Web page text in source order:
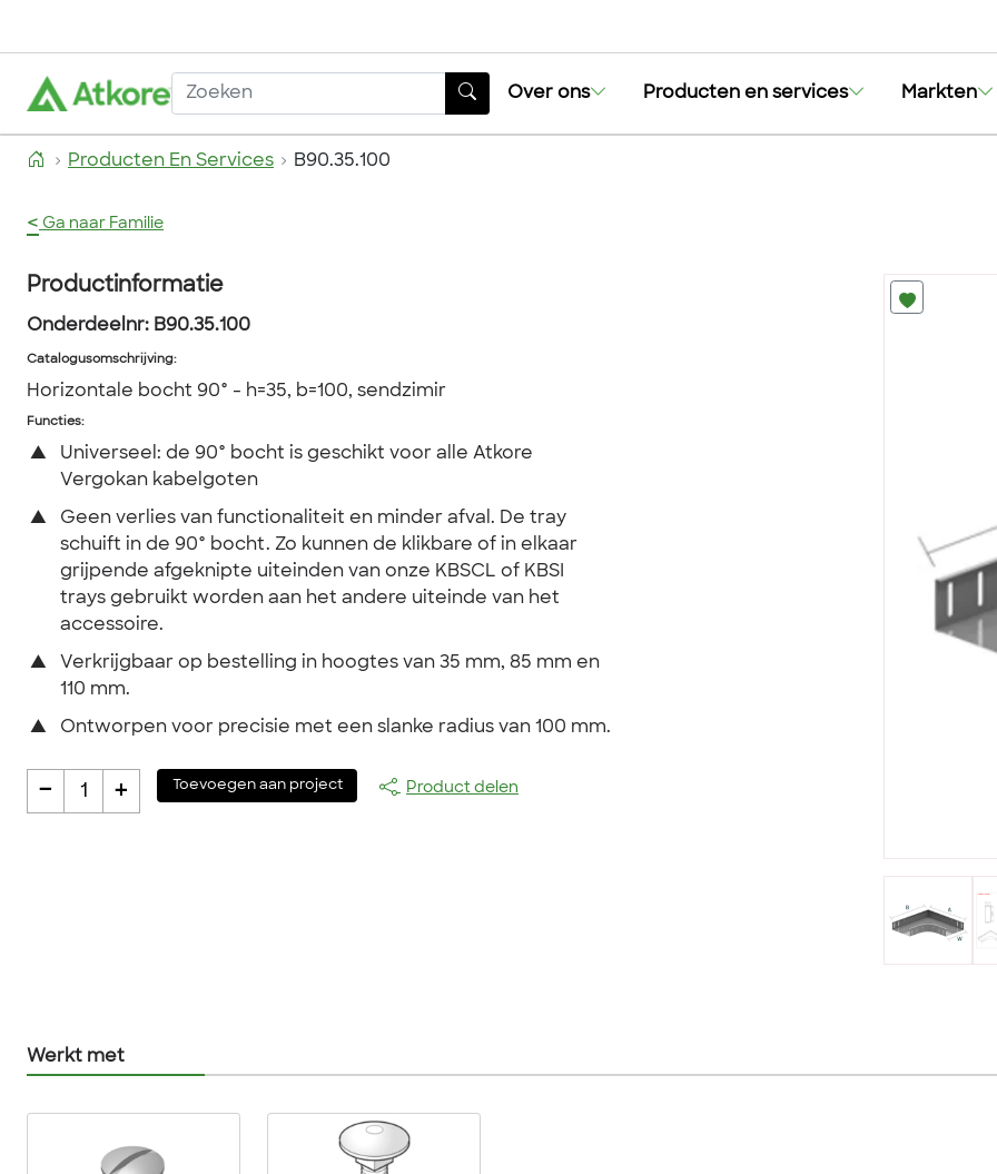
Over ons Producten en services Markten
Producten En Services B90.35.100
< Ga naar Familie
Productinformatie
Onderdeelnr: B90.35.100
Catalogusomschrijving:
Horizontale bocht 90° - h=35, b=100, sendzimir
Functies:
▲
Universeel: de 90° bocht is geschikt voor alle Atkore
Vergokan kabelgoten
▲
Geen verlies van functionaliteit en minder afval. De tray
schuift in de 90° bocht. Zo kunnen de klikbare of in elkaar
grijpende afgeknipte uiteinden van onze KBSCL of KBSI
trays gebruikt worden aan het andere uiteinde van het
accessoire.
▲
Verkrijgbaar op bestelling in hoogtes van 35 mm, 85 mm en
110 mm.
▲ Ontworpen voor precisie met een slanke radius van 100 mm.
- 1 + Toevoegen aan project Product delen
Werkt met